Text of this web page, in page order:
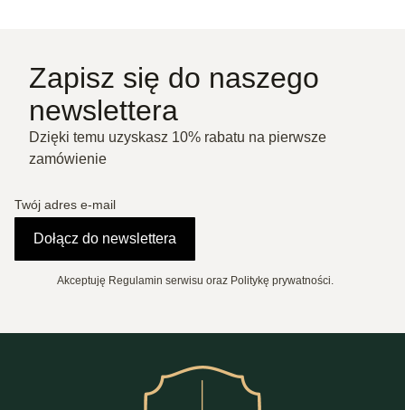
Zapisz się do naszego
newslettera
Dzięki temu uzyskasz 10% rabatu na pierwsze
zamówienie
Twój adres e-mail
Dołącz do newslettera
Akceptuję Regulamin serwisu oraz Politykę prywatności.